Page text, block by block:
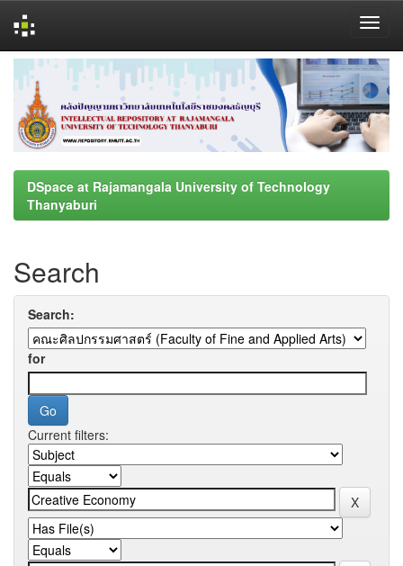
navigation
DSpace at Rajamangala University of Technology
Thanyaburi
Search
Search:
for
Current filters: